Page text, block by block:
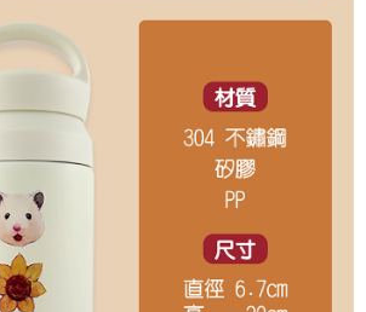
有權停止該用戶之使用額度並採取法律行動。